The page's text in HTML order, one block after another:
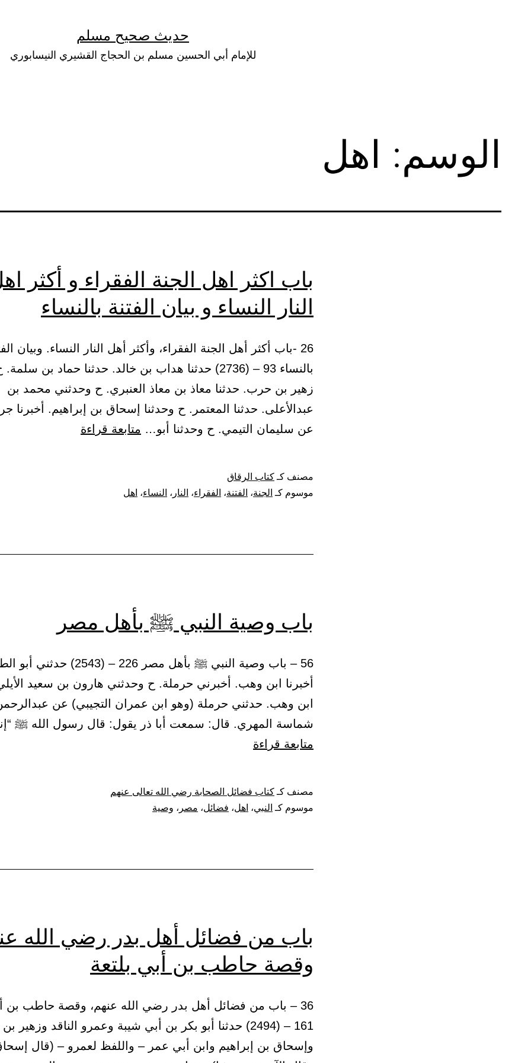
حديث صحيح مسلم
للإمام أبي الحسين مسلم بن الحجاج القشيري النيسابوري
الوسم: اهل
باب اكثر اهل الجنة الفقراء و أكثر
النار النساء و بيان الفتنة بالنساء
26 -باب أكثر أهل الجنة الفقراء، وأكثر أهل النار النساء. وبيان
بالنساء 93 – (2736) حدثنا هداب بن خالد. حدثنا حماد بن
زهير بن حرب. حدثنا معاذ بن معاذ العنبري. ح وحدثني محمد بن
عبدالأعلى. حدثنا المعتمر. ح وحدثنا إسحاق بن إبراهيم. أخبرنا
عن سليمان التيمي. ح وحدثنا أبو… متابعة قراءة
و
الفتنة
بالنساء
مصنف كـ كتاب الرقاق
موسوم كـ الجنة، الفتنة، الفقراء، النار ، النساء، اهل
باب وصية النبي ﷺ بأهل مصر
56 – باب وصية النبي ﷺ بأهل مصر 226 – (2543)
أخبرنا ابن وهب. أخبرني حرملة. ح وحدثني هارون بن سعيد
ابن وهب. حدثني حرملة (وهو ابن عمران التجيبي) عن
شماسة المهري. قال: سمعت أبا ذر يقول: قال رسول الله ﷺ
متابعة قراءة
ﷺ
مصنف كـ كتاب فضائل الصحابة رضي الله تعالى عنهم
موسوم كـ النبي، اهل، فضائل، مصر ، وصية
باب من فضائل أهل بدر رضي الله
وقصة حاطب بن أبي بلتعة
36 – باب من فضائل أهل بدر رضي الله عنهم، وقصة حاطب بن
161 – (2494) حدثنا أبو بكر بن أبي شيبة وعمرو الناقد وزهير
وإسحاق بن إبراهيم وابن أبي عمر – واللفظ لعمرو – (قال